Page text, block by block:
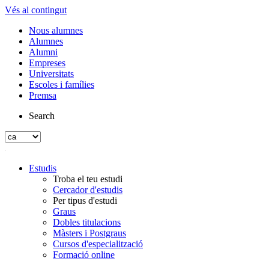
Vés al contingut
Nous alumnes
Alumnes
Alumni
Empreses
Universitats
Escoles i famílies
Premsa
Search
Estudis
Troba el teu estudi
Cercador d'estudis
Per tipus d'estudi
Graus
Dobles titulacions
Màsters i Postgraus
Cursos d'especialització
Formació online